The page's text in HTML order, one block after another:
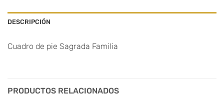
DESCRIPCIÓN
Cuadro de pie Sagrada Familia
PRODUCTOS RELACIONADOS